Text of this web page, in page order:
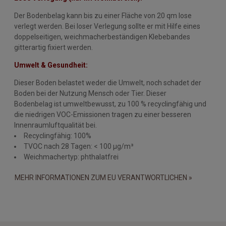
Der Bodenbelag kann bis zu einer Fläche von 20 qm lose
verlegt werden. Bei loser Verlegung sollte er mit Hilfe eines
doppelseitigen, weichmacherbeständigen Klebebandes
gitterartig fixiert werden.
Umwelt & Gesundheit:
Dieser Boden belastet weder die Umwelt, noch schadet der
Boden bei der Nutzung Mensch oder Tier. Dieser
Bodenbelag ist umweltbewusst, zu 100 % recyclingfähig und
die niedrigen VOC-Emissionen tragen zu einer besseren
Innenraumluftqualität bei.
Recyclingfähig: 100%
TVOC nach 28 Tagen: < 100 µg/m³
Weichmachertyp: phthalatfrei
MEHR INFORMATIONEN ZUM EU VERANTWORTLICHEN »